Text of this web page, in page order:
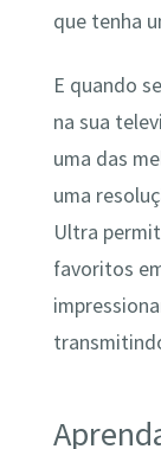
que tenha
E quando
na sua
uma das
uma
Ultra
favoritos